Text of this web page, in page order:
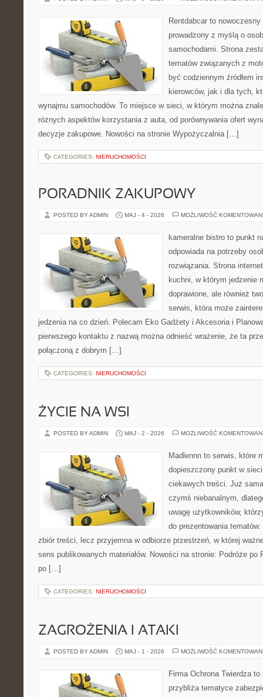
Rentdabcar to
prowadzony z myślą o
samochodami. Strona
tematów związanych z
być codziennym źródłem
kierowców, jak i dla tych,
wynajmu samochodów. To miejsce w sieci, w którym można
różnych aspektów korzystania z auta, od porównywania ofert
decyzje zakupowe. Nowości na stronie Wypożyczalnia […]
CATEGORIES: NIERUCHOMOŚCI
PORADNIK ZAKUPOWY
POSTED BY ADMIN MAJ - 4 - 2026 MOŻLIWOŚĆ
kameralne bistro to punkt
odpowiada na potrzeby
rozwiązania. Strona
kuchni, w którym jedzenie
doprawione, ale również
serwis, która może
jedzenia na co dzień. Polecam Eko Gadżety i Akcesoria i
pierwszego kontaktu z nazwą można odnieść wrażenie, że ta
połączoną z dobrym […]
CATEGORIES: NIERUCHOMOŚCI
ŻYCIE NA WSI
POSTED BY ADMIN MAJ - 2 - 2026 MOŻLIWOŚĆ
Madlennn to serwis, które
dopieszczony punkt w
ciekawych treści. Już
czymś niebanalnym,
uwagę użytkowników,
do prezentowania
zbiór treści, lecz przyjemna w odbiorze przestrzeń, w której
sens publikowanych materiałów. Nowości na stronie: Podróże
po […]
CATEGORIES: NIERUCHOMOŚCI
ZAGROŻENIA I ATAKI
POSTED BY ADMIN MAJ - 1 - 2026 MOŻLIWOŚĆ
Firma Ochrona Twierdza
przybliża tematyce